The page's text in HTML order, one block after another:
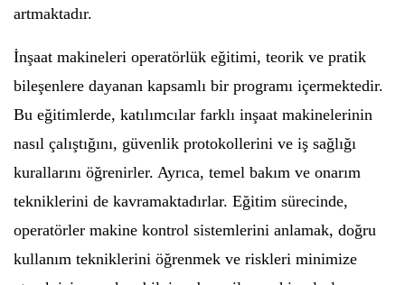
artmaktadır.
İnşaat makineleri operatörlük eğitimi, teorik ve pratik
bileşenlere dayanan kapsamlı bir programı içermektedir.
Bu eğitimlerde, katılımcılar farklı inşaat makinelerinin
nasıl çalıştığını, güvenlik protokollerini ve iş sağlığı
kurallarını öğrenirler. Ayrıca, temel bakım ve onarım
tekniklerini de kavramaktadırlar. Eğitim sürecinde,
operatörler makine kontrol sistemlerini anlamak, doğru
kullanım tekniklerini öğrenmek ve riskleri minimize